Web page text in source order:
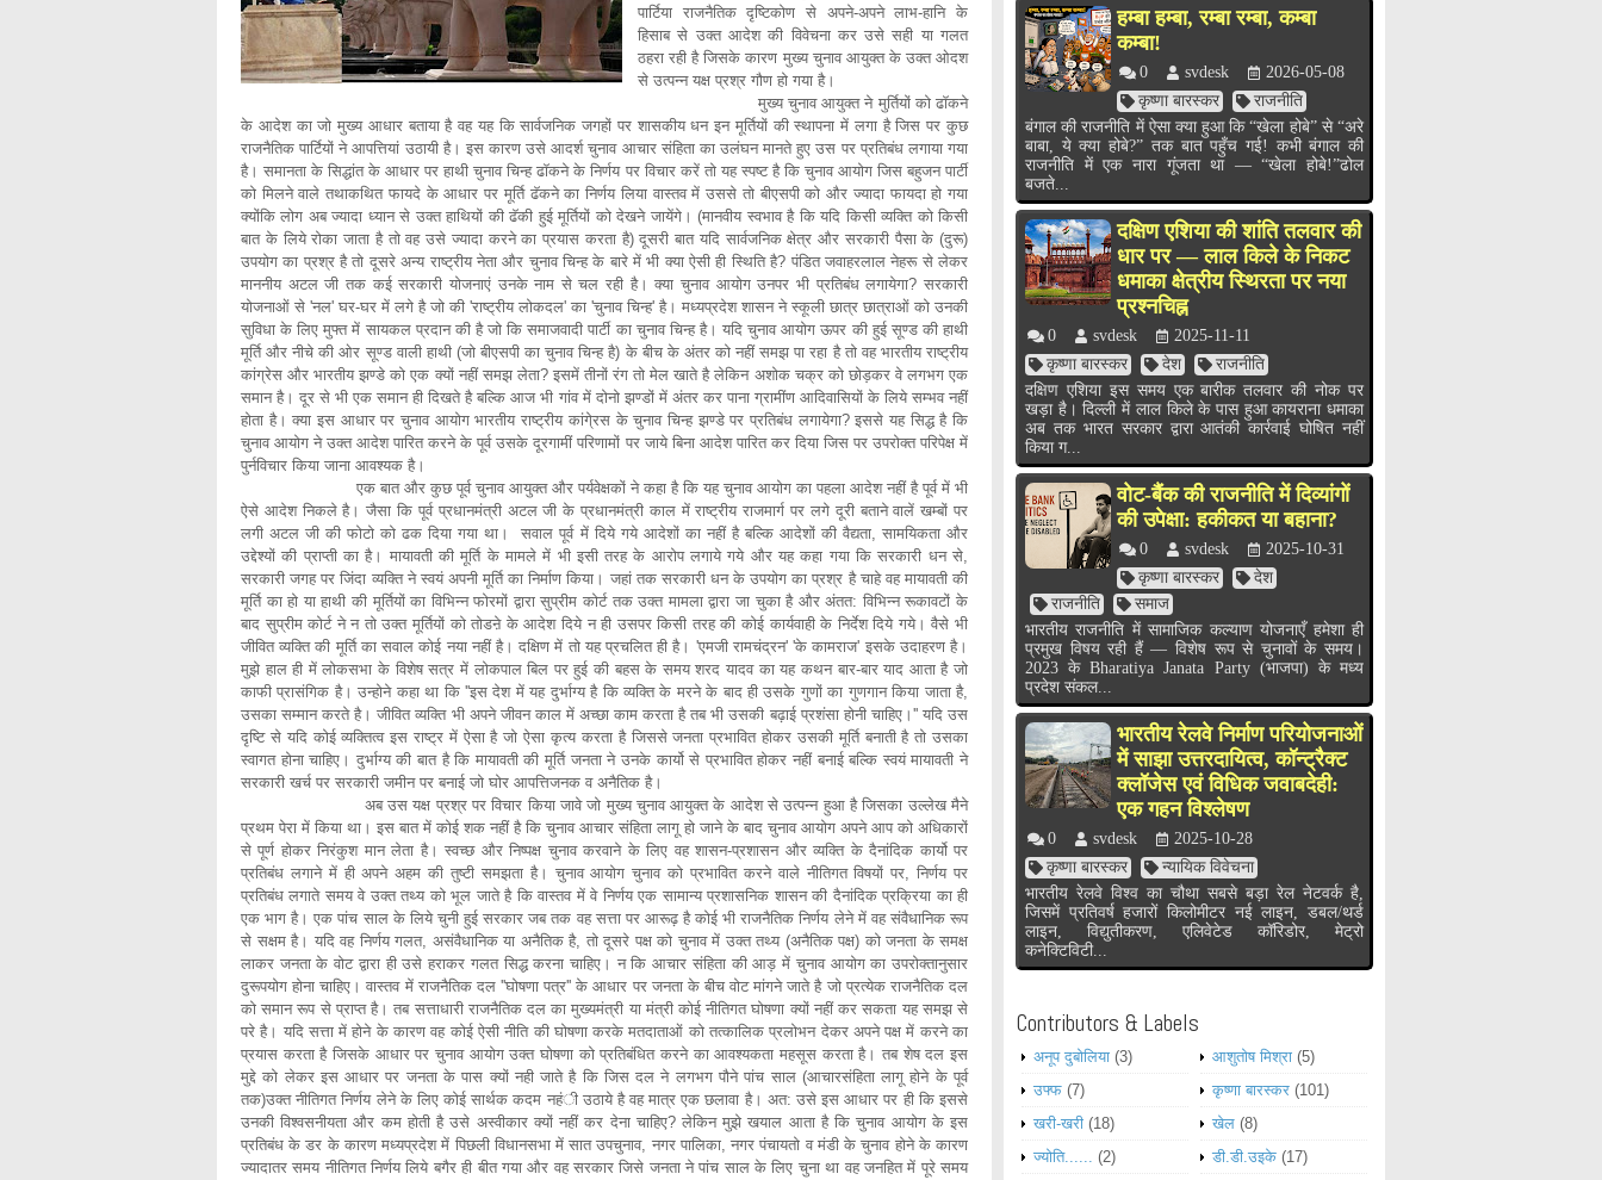
पार्टिया राजनैतिक दृष्टिकोण से अपने-अपने लाभ-हानि के
हिसाब से उक्त आदेश की विवेचना कर उसे सही या गलत
ठहरा रही है जिसके कारण मुख्य चुनाव आयुक्त के उक्त ओदश
से उत्पन्न यक्ष प्रश्र गौण हो गया है।
मुख्य चुनाव आयुक्त ने मुर्तियों को ढॉकने
के आदेश का जो मुख्य आधार बताया है वह यह कि सार्वजनिक जगहों पर शासकीय धन इन मूर्तियों की स्थापना में लगा है जिस पर कुछ
राजनैतिक पार्टियों ने आपत्तियां उठायी है। इस कारण उसे आदर्श चुनाव आचार संहिता का उलंघन मानते हुए उस पर प्रतिबंध लगाया गया
है। समानता के सिद्धांत के आधार पर हाथी चुनाव चिन्ह ढॉकने के निर्णय पर विचार करें तो यह स्पष्ट है कि चुनाव आयोग जिस बहुजन पार्टी
को मिलने वाले तथाकथित फायदे के आधार पर मूर्ति ढॅकने का निर्णय लिया वास्तव में उससे तो बीएसपी को और ज्यादा फायदा हो गया
क्योंकि लोग अब ज्यादा ध्यान से उक्त हाथियों की ढॅकी हुई मूर्तियों को देखने जायेंगे। (मानवीय स्वभाव है कि यदि किसी व्यक्ति को किसी
बात के लिये रोका जाता है तो वह उसे ज्यादा करने का प्रयास करता है) दूसरी बात यदि सार्वजनिक क्षेत्र और सरकारी पैसा के (दुरू)
उपयोग का प्रश्र है तो दूसरे अन्य राष्ट्रीय नेता और चुनाव चिन्ह के बारे में भी क्या ऐसी ही स्थिति है? पंडित जवाहरलाल नेहरू से लेकर
माननीय अटल जी तक कई सरकारी योजनाएं उनके नाम से चल रही है। क्या चुनाव आयोग उनपर भी प्रतिबंध लगायेगा? सरकारी
योजनाओं से 'नल' घर-घर में लगे है जो की 'राष्ट्रीय लोकदल' का 'चुनाव चिन्ह' है। मध्यप्रदेश शासन ने स्कूली छात्र छात्राओं को उनकी
सुविधा के लिए मुफ्त में सायकल प्रदान की है जो कि समाजवादी पार्टी का चुनाव चिन्ह है। यदि चुनाव आयोग ऊपर की हुई सूण्ड की हाथी
मूर्ति और नीचे की ओर सूण्ड वाली हाथी (जो बीएसपी का चुनाव चिन्ह है) के बीच के अंतर को नहीं समझ पा रहा है तो वह भारतीय राष्ट्रीय
कांग्रेस और भारतीय झण्डे को एक क्यों नहीं समझ लेता? इसमें तीनों रंग तो मेल खाते है लेकिन अशोक चक्र को छोड़कर वे लगभग एक
समान है। दूर से भी एक समान ही दिखते है बल्कि आज भी गांव में दोनो झण्डों में अंतर कर पाना ग्रामींण आदिवासियों के लिये सम्भव नहीं
होता है। क्या इस आधार पर चुनाव आयोग भारतीय राष्ट्रीय कांगे्रस के चुनाव चिन्ह झण्डे पर प्रतिबंध लगायेगा? इससे यह सिद्ध है कि
चुनाव आयोग ने उक्त आदेश पारित करने के पूर्व उसके दूरगामीं परिणामों पर जाये बिना आदेश पारित कर दिया जिस पर उपरोक्त परिपेक्ष में
पुर्नविचार किया जाना आवश्यक है।
एक बात और कुछ पूर्व चुनाव आयुक्त और पर्यवेक्षकों ने कहा है कि यह चुनाव आयोग का पहला आदेश नहीं है पूर्व में भी
ऐसे आदेश निकले है। जैसा कि पूर्व प्रधानमंत्री अटल जी के प्रधानमंत्री काल में राष्ट्रीय राजमार्ग पर लगे दूरी बताने वालें खम्बों पर
लगी अटल जी की फोटो को ढक दिया गया था। सवाल पूर्व में दिये गये आदेशों का नहीं है बल्कि आदेशों की वैद्यता, सामयिकता और
उद्देश्यों की प्राप्ती का है। मायावती की मूर्ति के मामले में भी इसी तरह के आरोप लगाये गये और यह कहा गया कि सरकारी धन से,
सरकारी जगह पर जिंदा व्यक्ति ने स्वयं अपनी मूर्ति का निर्माण किया। जहां तक सरकारी धन के उपयोग का प्रश्र है चाहे वह मायावती की
मूर्ति का हो या हाथी की मूर्तियों का विभिन्न फोरमों द्वारा सुप्रीम कोर्ट तक उक्त मामला द्वारा जा चुका है और अंतत: विभिन्न रूकावटों के
बाद सुप्रीम कोर्ट ने न तो उक्त मूर्तियों को तोडऩे के आदेश दिये न ही उसपर किसी तरह की कोई कार्यवाही के निर्देश दिये गये। वैसे भी
जीवित व्यक्ति की मूर्ति का सवाल कोई नया नहीं है। दक्षिण में तो यह प्रचलित ही है। 'एमजी रामचंद्रन' 'के कामराज' इसके उदाहरण है।
मुझे हाल ही में लोकसभा के विशेष सत्र में लोकपाल बिल पर हुई की बहस के समय शरद यादव का यह कथन बार-बार याद आता है जो
काफी प्रासंगिक है। उन्होने कहा था कि ''इस देश में यह दुर्भाग्य है कि व्यक्ति के मरने के बाद ही उसके गुणों का गुणगान किया जाता है,
उसका सम्मान करते है। जीवित व्यक्ति भी अपने जीवन काल में अच्छा काम करता है तब भी उसकी बढ़ाई प्रशंसा होनी चाहिए।'' यदि उस
दृष्टि से यदि कोई व्यक्तित्व इस राष्ट्र में ऐसा है जो ऐसा कृत्य करता है जिससे जनता प्रभावित होकर उसकी मूर्ति बनाती है तो उसका
स्वागत होना चाहिए। दुर्भाग्य की बात है कि मायावती की मूर्ति जनता ने उनके कार्यो से प्रभावित होकर नहीं बनाई बल्कि स्वयं मायावती ने
सरकारी खर्च पर सरकारी जमीन पर बनाई जो घोर आपत्तिजनक व अनैतिक है।
अब उस यक्ष प्रश्र पर विचार किया जावे जो मुख्य चुनाव आयुक्त के आदेश से उत्पन्न हुआ है जिसका उल्लेख मैने
प्रथम पेरा में किया था। इस बात में कोई शक नहीं है कि चुनाव आचार संहिता लागू हो जाने के बाद चुनाव आयोग अपने आप को अधिकारों
से पूर्ण होकर निरंकुश मान लेता है। स्वच्छ और निष्पक्ष चुनाव करवाने के लिए वह शासन-प्रशासन और व्यक्ति के दैनांदिक कार्यो पर
प्रतिबंध लगाने में ही अपने अहम की तुष्टी समझता है। चुनाव आयोग चुनाव को प्रभावित करने वाले नीतिगत विषयों पर, निर्णय पर
प्रतिबंध लगाते समय वे उक्त तथ्य को भूल जाते है कि वास्तव में वे निर्णय एक सामान्य प्रशासनिक शासन की दैनांदिक प्रक्रिया का ही
एक भाग है। एक पांच साल के लिये चुनी हुई सरकार जब तक वह सत्ता पर आरूढ़ है कोई भी राजनैतिक निर्णय लेने में वह संवैधानिक रूप
से सक्षम है। यदि वह निर्णय गलत, असंवैधानिक या अनैतिक है, तो दूसरे पक्ष को चुनाव में उक्त तथ्य (अनैतिक पक्ष) को जनता के समक्ष
लाकर जनता के वोट द्वारा ही उसे हराकर गलत सिद्ध करना चाहिए। न कि आचार संहिता की आड़ में चुनाव आयोग का उपरोक्तानुसार
दुरूपयोग होना चाहिए। वास्तव में राजनैतिक दल ''घोषणा पत्र'' के आधार पर जनता के बीच वोट मांगने जाते है जो प्रत्येक राजनैतिक दल
को समान रूप से प्राप्त है। तब सत्ताधारी राजनैतिक दल का मुख्यमंत्री या मंत्री कोई नीतिगत घोषणा क्यों नहीं कर सकता यह समझ से
परे है। यदि सत्ता में होने के कारण वह कोई ऐसी नीति की घोषणा करके मतदाताओं को तत्कालिक प्रलोभन देकर अपने पक्ष में करने का
प्रयास करता है जिसके आधार पर चुनाव आयोग उक्त घोषणा को प्रतिबंधित करने का आवश्यकता महसूस करता है। तब शेष दल इस
मुद्दे को लेकर इस आधार पर जनता के पास क्यों नही जाते है कि जिस दल ने लगभग पौने पांच साल (आचारसंहिता लागू होने के पूर्व
तक)उक्त नीतिगत निर्णय लेने के लिए कोई सार्थक कदम नहंी उठाये है वह मात्र एक छलावा है। अत: उसे इस आधार पर ही कि इससे
उनकी विश्वसनीयता और कम होती है उसे अस्वीकार क्यों नहीं कर देना चाहिए? लेकिन मुझे खयाल आता है कि चुनाव आयोग के इस
प्रतिबंध के डर के कारण मध्यप्रदेश में पिछली विधानसभा में सात उपचुनाव, नगर पालिका, नगर पंचायतो व मंडी के चुनाव होने के कारण
ज्यादातर समय नीतिगत निर्णय लिये बगैर ही बीत गया और वह सरकार जिसे जनता ने पांच साल के लिए चुना था वह जनहित में पूरे समय
हम्बा हम्बा, रम्बा रम्बा, कम्बा
कम्बा!
0 svdesk
2026-05-08
कृष्णा बारस्कर
राजनीति
बंगाल की राजनीति में ऐसा क्या हुआ कि “खेला होबे” से “अरे
बाबा, ये क्या होबे?” तक बात पहुँच गई! कभी बंगाल की
राजनीति में एक नारा गूंजता था — “खेला होबे!”ढोल
बजते...
दक्षिण एशिया की शांति तलवार की
धार पर — लाल किले के निकट
धमाका क्षेत्रीय स्थिरता पर नया
प्रश्नचिह्न
0 svdesk
2025-11-11
कृष्णा बारस्कर
देश
राजनीति
दक्षिण एशिया इस समय एक बारीक तलवार की नोक पर
खड़ा है। दिल्ली में लाल किले के पास हुआ कायराना धमाका
अब तक भारत सरकार द्वारा आतंकी कार्रवाई घोषित नहीं
किया ग...
वोट-बैंक की राजनीति में दिव्यांगों
की उपेक्षा: हकीकत या बहाना?
0 svdesk
2025-10-31
कृष्णा बारस्कर
देश
राजनीति
समाज
भारतीय राजनीति में सामाजिक कल्याण योजनाएँ हमेशा ही
प्रमुख विषय रही हैं — विशेष रूप से चुनावों के समय।
2023 के Bharatiya Janata Party (भाजपा) के मध्य
प्रदेश संकल...
भारतीय रेलवे निर्माण परियोजनाओं
में साझा उत्तरदायित्व, कॉन्ट्रैक्ट
क्लॉजेस एवं विधिक जवाबदेही:
एक गहन विश्लेषण
0 svdesk
2025-10-28
कृष्णा बारस्कर
न्यायिक विवेचना
भारतीय रेलवे विश्व का चौथा सबसे बड़ा रेल नेटवर्क है,
जिसमें प्रतिवर्ष हजारों किलोमीटर नई लाइन, डबल/थर्ड
लाइन, विद्युतीकरण, एलिवेटेड कॉरिडोर, मेट्रो
कनेक्टिविटी...
Contributors & Labels
अनूप दुबोलिया (3) आशुतोष मिश्रा (5)
उफ्फ (7) कृष्णा बारस्कर (101)
खरी-खरी (18) खेल (8)
ज्योति...... (2) डी.डी.उइके (17)